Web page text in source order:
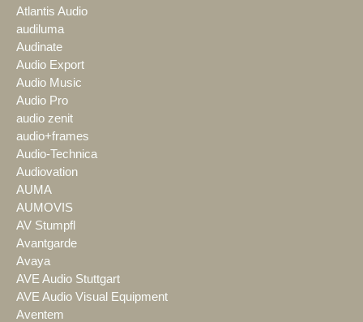
Atlantis Audio
audiluma
Audinate
Audio Export
Audio Music
Audio Pro
audio zenit
audio+frames
Audio-Technica
Audiovation
AUMA
AUMOVIS
AV Stumpfl
Avantgarde
Avaya
AVE Audio Stuttgart
AVE Audio Visual Equipment
Aventem